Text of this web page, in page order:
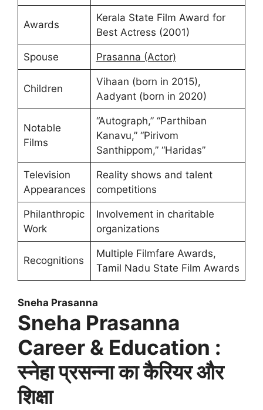
Awards
Kerala State Film Award for
Best Actress (2001)
Spouse Prasanna (Actor)
Children
Vihaan (born in 2015),
Aadyant (born in 2020)
Notable
Films
“Autograph,” “Parthiban
Kanavu,” “Pirivom
Santhippom,” “Haridas”
Television
Appearances
Reality shows and talent
competitions
Philanthropic
Work
Involvement in charitable
organizations
Recognitions
Multiple Filmfare Awards,
Tamil Nadu State Film Awards
Sneha Prasanna
Sneha Prasanna
Career & Education :
स्नेहा प्रसन्ना का कैरियर और
शिक्षा